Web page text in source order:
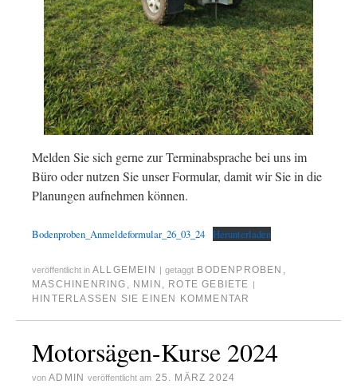
Melden Sie sich gerne zur Terminabsprache bei uns im
Büro oder nutzen Sie unser Formular, damit wir Sie in die
Planungen aufnehmen können.
Bodenproben_Anmeldeformular_26_03_24 Herunterladen
veröffentlicht in ALLGEMEIN getaggt BODENPROBEN ,
MASCHINENRING , NMIN , ROTE GEBIETE
HINTERLASSEN SIE EINEN KOMMENTAR
Motorsägen-Kurse 2024
von ADMIN veröffentlicht am 25. MÄRZ 2024